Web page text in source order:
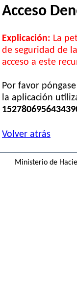
Acceso
Explicación: La
de seguridad de
acceso a este
Por favor
la aplicación
Volver atrás
Ministerio de